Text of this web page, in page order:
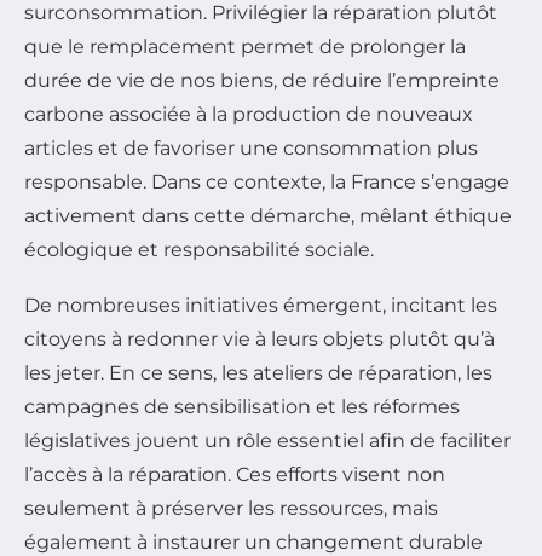
surconsommation. Privilégier la réparation plutôt
que le remplacement permet de prolonger la
durée de vie de nos biens, de réduire l’empreinte
carbone associée à la production de nouveaux
articles et de favoriser une consommation plus
responsable. Dans ce contexte, la France s’engage
activement dans cette démarche, mêlant éthique
écologique et responsabilité sociale.
De nombreuses initiatives émergent, incitant les
citoyens à redonner vie à leurs objets plutôt qu’à
les jeter. En ce sens, les ateliers de réparation, les
campagnes de sensibilisation et les réformes
législatives jouent un rôle essentiel afin de faciliter
l’accès à la réparation. Ces efforts visent non
seulement à préserver les ressources, mais
également à instaurer un changement durable